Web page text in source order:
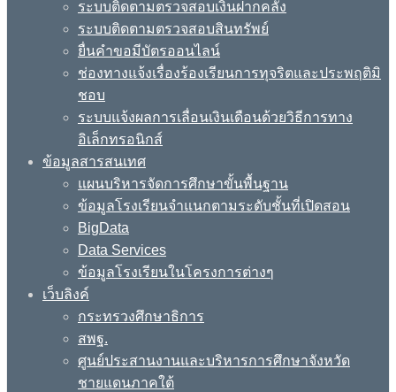
ระบบติดตามตรวจสอบเงินฝากคลัง
ระบบติดตามตรวจสอบสินทรัพย์
ยื่นคำขอมีบัตรออนไลน์
ช่องทางแจ้งเรื่องร้องเรียนการทุจริตและประพฤติมิ
ชอบ
ระบบแจ้งผลการเลื่อนเงินเดือนด้วยวิธีการทาง
อิเล็กทรอนิกส์
ข้อมูลสารสนเทศ
แผนบริหารจัดการศึกษาขั้นพื้นฐาน
ข้อมูลโรงเรียนจำแนกตามระดับชั้นที่เปิดสอน
BigData
Data Services
ข้อมูลโรงเรียนในโครงการต่างๆ
เว็บลิงค์
กระทรวงศึกษาธิการ
สพฐ.
ศูนย์ประสานงานและบริหารการศึกษาจังหวัด
ชายแดนภาคใต้